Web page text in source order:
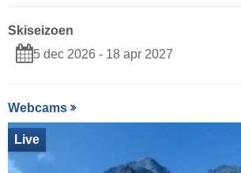
Skiseizoen
5 dec 2026 - 18 apr 2027
Webcams
Live